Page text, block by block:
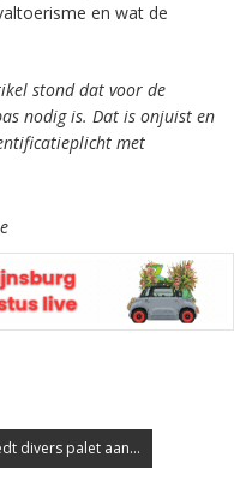
en wat de
stond dat voor de
nodig is. Dat is onjuist en
met
divers palet aan...